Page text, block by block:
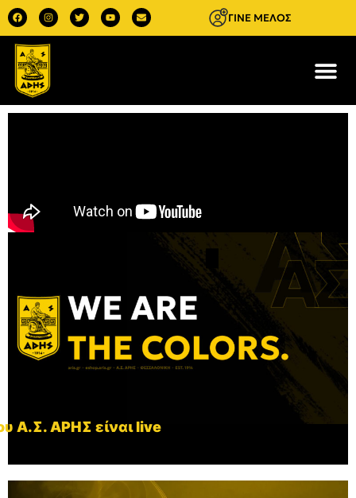
ΓΙΝΕ ΜΕΛΟΣ
Α.Σ. ΑΡΗΣ είναι live